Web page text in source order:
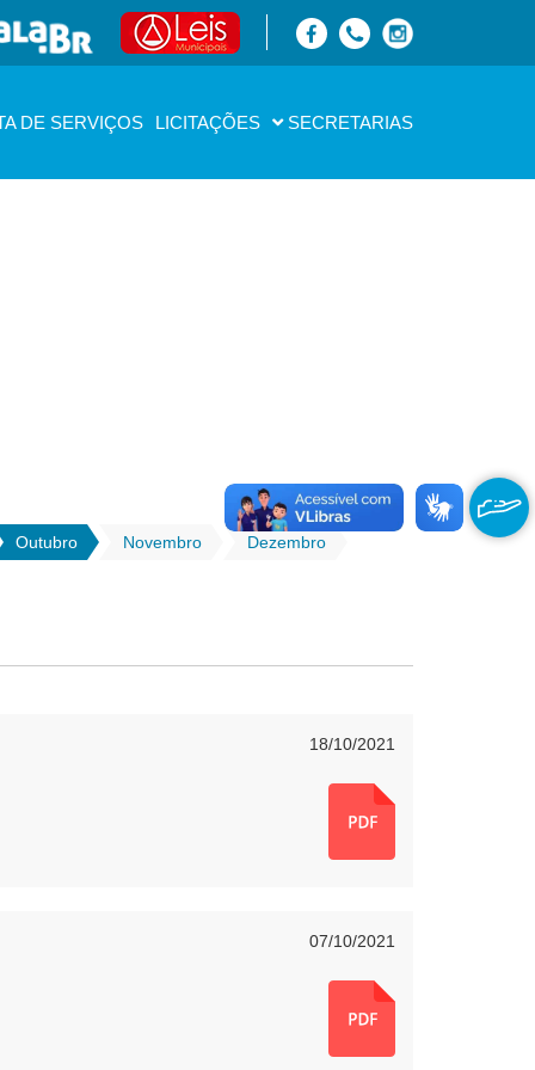
DE SERVIÇOS LICITAÇÕES SECRETARIAS
Outubro Novembro Dezembro
18/10/2021
07/10/2021